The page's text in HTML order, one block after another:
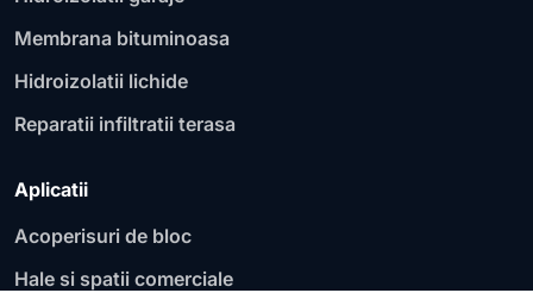
Membrana bituminoasa
Hidroizolatii lichide
Reparatii infiltratii terasa
Aplicatii
Acoperisuri de bloc
Hale si spatii comerciale